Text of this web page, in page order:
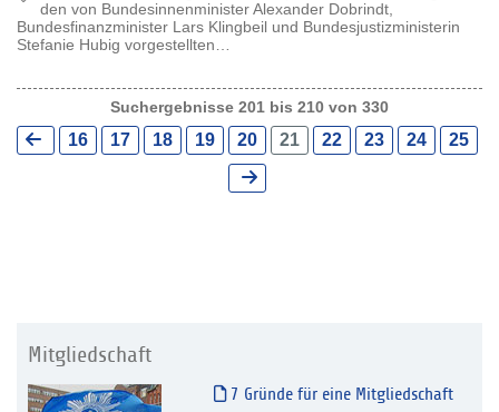
den von Bundesinnenminister Alexander Dobrindt,
Bundesfinanzminister Lars Klingbeil und Bundesjustizministerin
Stefanie Hubig vorgestellten…
Suchergebnisse 201 bis 210 von 330
16 17 18 19 20 21 22 23 24 25
Mitgliedschaft
7 Gründe für eine Mitgliedschaft